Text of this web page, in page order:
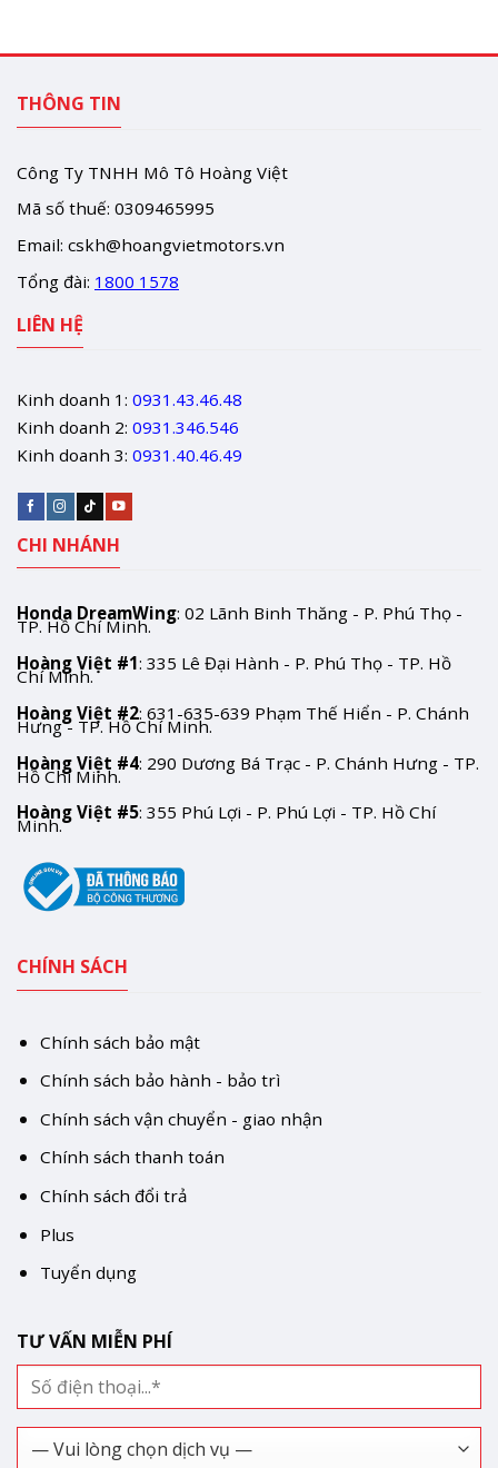
THÔNG TIN
Công Ty TNHH Mô Tô Hoàng Việt
Mã số thuế: 0309465995
Email: cskh@hoangvietmotors.vn
Tổng đài: 1800 1578
LIÊN HỆ
Kinh doanh 1: 0931.43.46.48
Kinh doanh 2: 0931.346.546
Kinh doanh 3: 0931.40.46.49
CHI NHÁNH
Honda DreamWing: 02 Lãnh Binh Thăng - P. Phú Thọ -
TP. Hồ Chí Minh.
Hoàng Việt #1: 335 Lê Đại Hành - P. Phú Thọ - TP. Hồ
Chí Minh.
Hoàng Việt #2: 631-635-639 Phạm Thế Hiển - P. Chánh
Hưng - TP. Hồ Chí Minh.
Hoàng Việt #4: 290 Dương Bá Trạc - P. Chánh Hưng - TP.
Hồ Chí Minh.
Hoàng Việt #5: 355 Phú Lợi - P. Phú Lợi - TP. Hồ Chí
Minh.
CHÍNH SÁCH
Chính sách bảo mật
Chính sách bảo hành - bảo trì
Chính sách vận chuyển - giao nhận
Chính sách thanh toán
Chính sách đổi trả
Plus
Tuyển dụng
TƯ VẤN MIỄN PHÍ